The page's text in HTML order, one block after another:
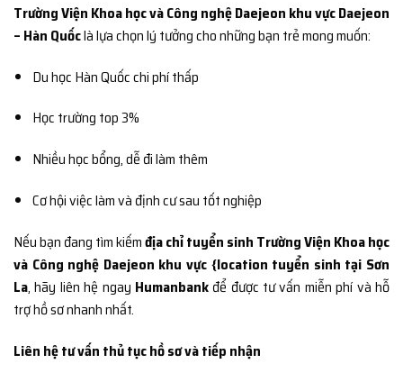
Trường Viện Khoa học và Công nghệ Daejeon khu vực Daejeon
– Hàn Quốclà lựa chọn lý tưởng cho những bạn trẻ mong muốn:
Du học Hàn Quốc chi phí thấp
Học trường top 3%
Nhiều học bổng, dễ đi làm thêm
Cơ hội việc làm và định cư sau tốt nghiệp
Nếu bạn đang tìm kiếmđịa chỉ tuyển sinh Trường Viện Khoa học
và Công nghệ Daejeon khu vực {location tuyển sinh tại Sơn
La, hãy liên hệ ngay Humanbankđể được tư vấn miễn phí và hỗ
trợ hồ sơ nhanh nhất.
Liên hệ tư vấn thủ tục hồ sơ và tiếp nhận